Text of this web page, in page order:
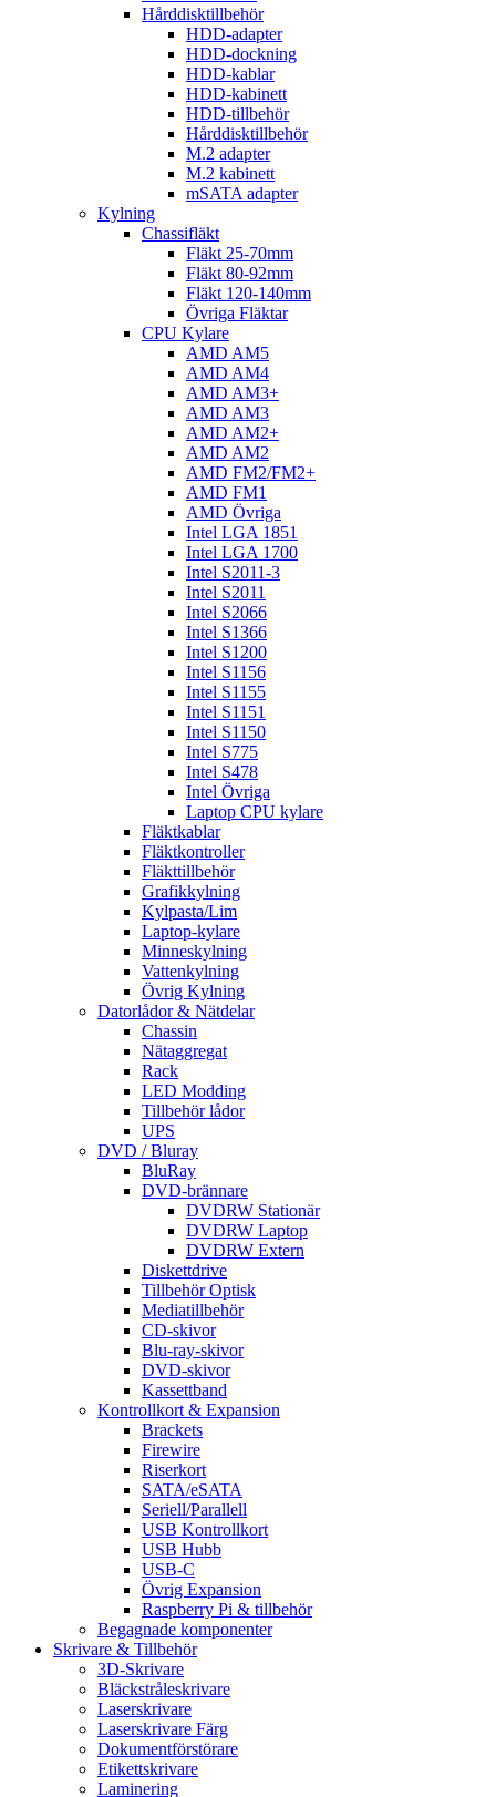
Hårddisktillbehör
HDD-adapter
HDD-dockning
HDD-kablar
HDD-kabinett
HDD-tillbehör
Hårddisktillbehör
M.2 adapter
M.2 kabinett
mSATA adapter
Kylning
Chassifläkt
Fläkt 25-70mm
Fläkt 80-92mm
Fläkt 120-140mm
Övriga Fläktar
CPU Kylare
AMD AM5
AMD AM4
AMD AM3+
AMD AM3
AMD AM2+
AMD AM2
AMD FM2/FM2+
AMD FM1
AMD Övriga
Intel LGA 1851
Intel LGA 1700
Intel S2011-3
Intel S2011
Intel S2066
Intel S1366
Intel S1200
Intel S1156
Intel S1155
Intel S1151
Intel S1150
Intel S775
Intel S478
Intel Övriga
Laptop CPU kylare
Fläktkablar
Fläktkontroller
Fläkttillbehör
Grafikkylning
Kylpasta/Lim
Laptop-kylare
Minneskylning
Vattenkylning
Övrig Kylning
Datorlådor & Nätdelar
Chassin
Nätaggregat
Rack
LED Modding
Tillbehör lådor
UPS
DVD / Bluray
BluRay
DVD-brännare
DVDRW Stationär
DVDRW Laptop
DVDRW Extern
Diskettdrive
Tillbehör Optisk
Mediatillbehör
CD-skivor
Blu-ray-skivor
DVD-skivor
Kassettband
Kontrollkort & Expansion
Brackets
Firewire
Riserkort
SATA/eSATA
Seriell/Parallell
USB Kontrollkort
USB Hubb
USB-C
Övrig Expansion
Raspberry Pi & tillbehör
Begagnade komponenter
Skrivare & Tillbehör
3D-Skrivare
Bläckstråleskrivare
Laserskrivare
Laserskrivare Färg
Dokumentförstörare
Etikettskrivare
Laminering